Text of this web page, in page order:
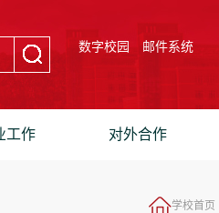
数字校园 邮件系统
工作 对外合作
学校首页